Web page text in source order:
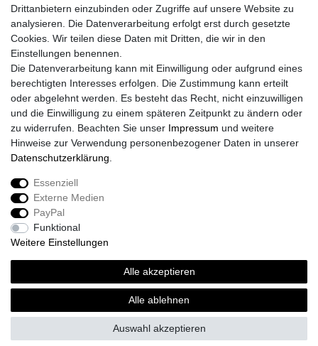
Impressum
Widerrufs­recht
Drittanbietern einzubinden oder Zugriffe auf unsere Website zu
analysieren. Die Datenverarbeitung erfolgt erst durch gesetzte
Cookies. Wir teilen diese Daten mit Dritten, die wir in den
Einstellungen benennen.
Die Datenverarbeitung kann mit Einwilligung oder aufgrund eines
berechtigten Interesses erfolgen. Die Zustimmung kann erteilt
oder abgelehnt werden. Es besteht das Recht, nicht einzuwilligen
und die Einwilligung zu einem späteren Zeitpunkt zu ändern oder
zu widerrufen. Beachten Sie unser Impressum und weitere
Hinweise zur Verwendung personenbezogener Daten in unserer
Daten­schutz­erklärung
Essenziell
Externe Medien
PayPal
Funktional
Weitere Einstellungen
Alle akzeptieren
Alle ablehnen
Auswahl akzeptieren